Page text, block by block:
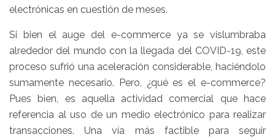
electrónicas en cuestión de meses.
Si bien el auge del e-commerce ya se vislumbraba
alrededor del mundo con la llegada del COVID-19, este
proceso sufrió una aceleración considerable, haciéndolo
sumamente necesario. Pero, ¿qué es el e-commerce?
Pues bien, es aquella actividad comercial que hace
referencia al uso de un medio electrónico para realizar
transacciones. Una vía más factible para seguir